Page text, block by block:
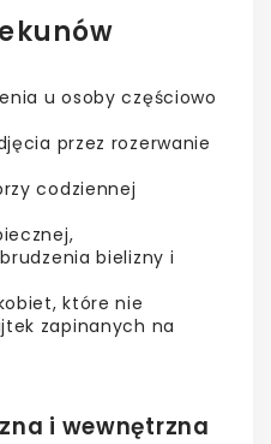
u osoby częściowo
przez rozerwanie
codziennej
bielizny i
które nie
zapinanych na
i wewnętrzna